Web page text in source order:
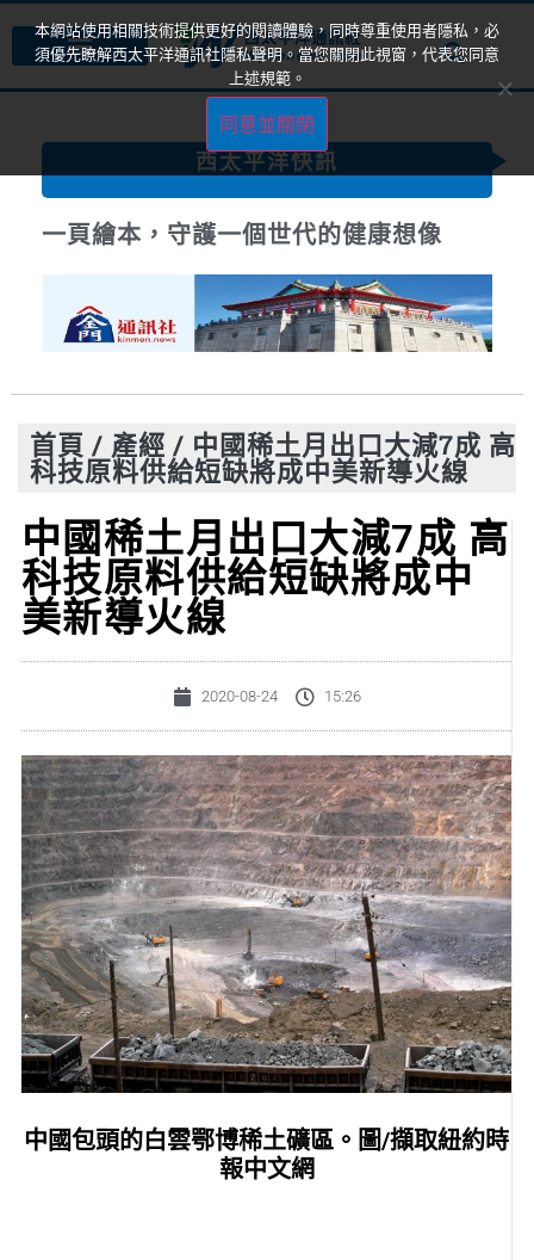
西太平洋快訊
一頁繪本，守護一個世代的健康想像
首頁 / 產經 / 中國稀土月出口大減7成 高
科技原料供給短缺將成中美新導火線
中國稀土月出口大減7成 高
科技原料供給短缺將成中
美新導火線
2020-08-24 15:26
中國包頭的白雲鄂博稀土礦區。圖/擷取紐約時
報中文網
本網站使用相關技術提供更好的閱讀體驗，同時尊重使用者隱私，必
須優先瞭解西太平洋通訊社隱私聲明。當您關閉此視窗，代表您同意
上述規範。
同意並關閉